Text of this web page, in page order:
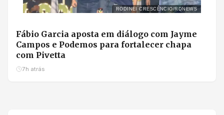
RODINEI CRESCÊNCIO/RDNEWS
Fábio Garcia aposta em diálogo com Jayme
Campos e Podemos para fortalecer chapa
com Pivetta
7h atrás